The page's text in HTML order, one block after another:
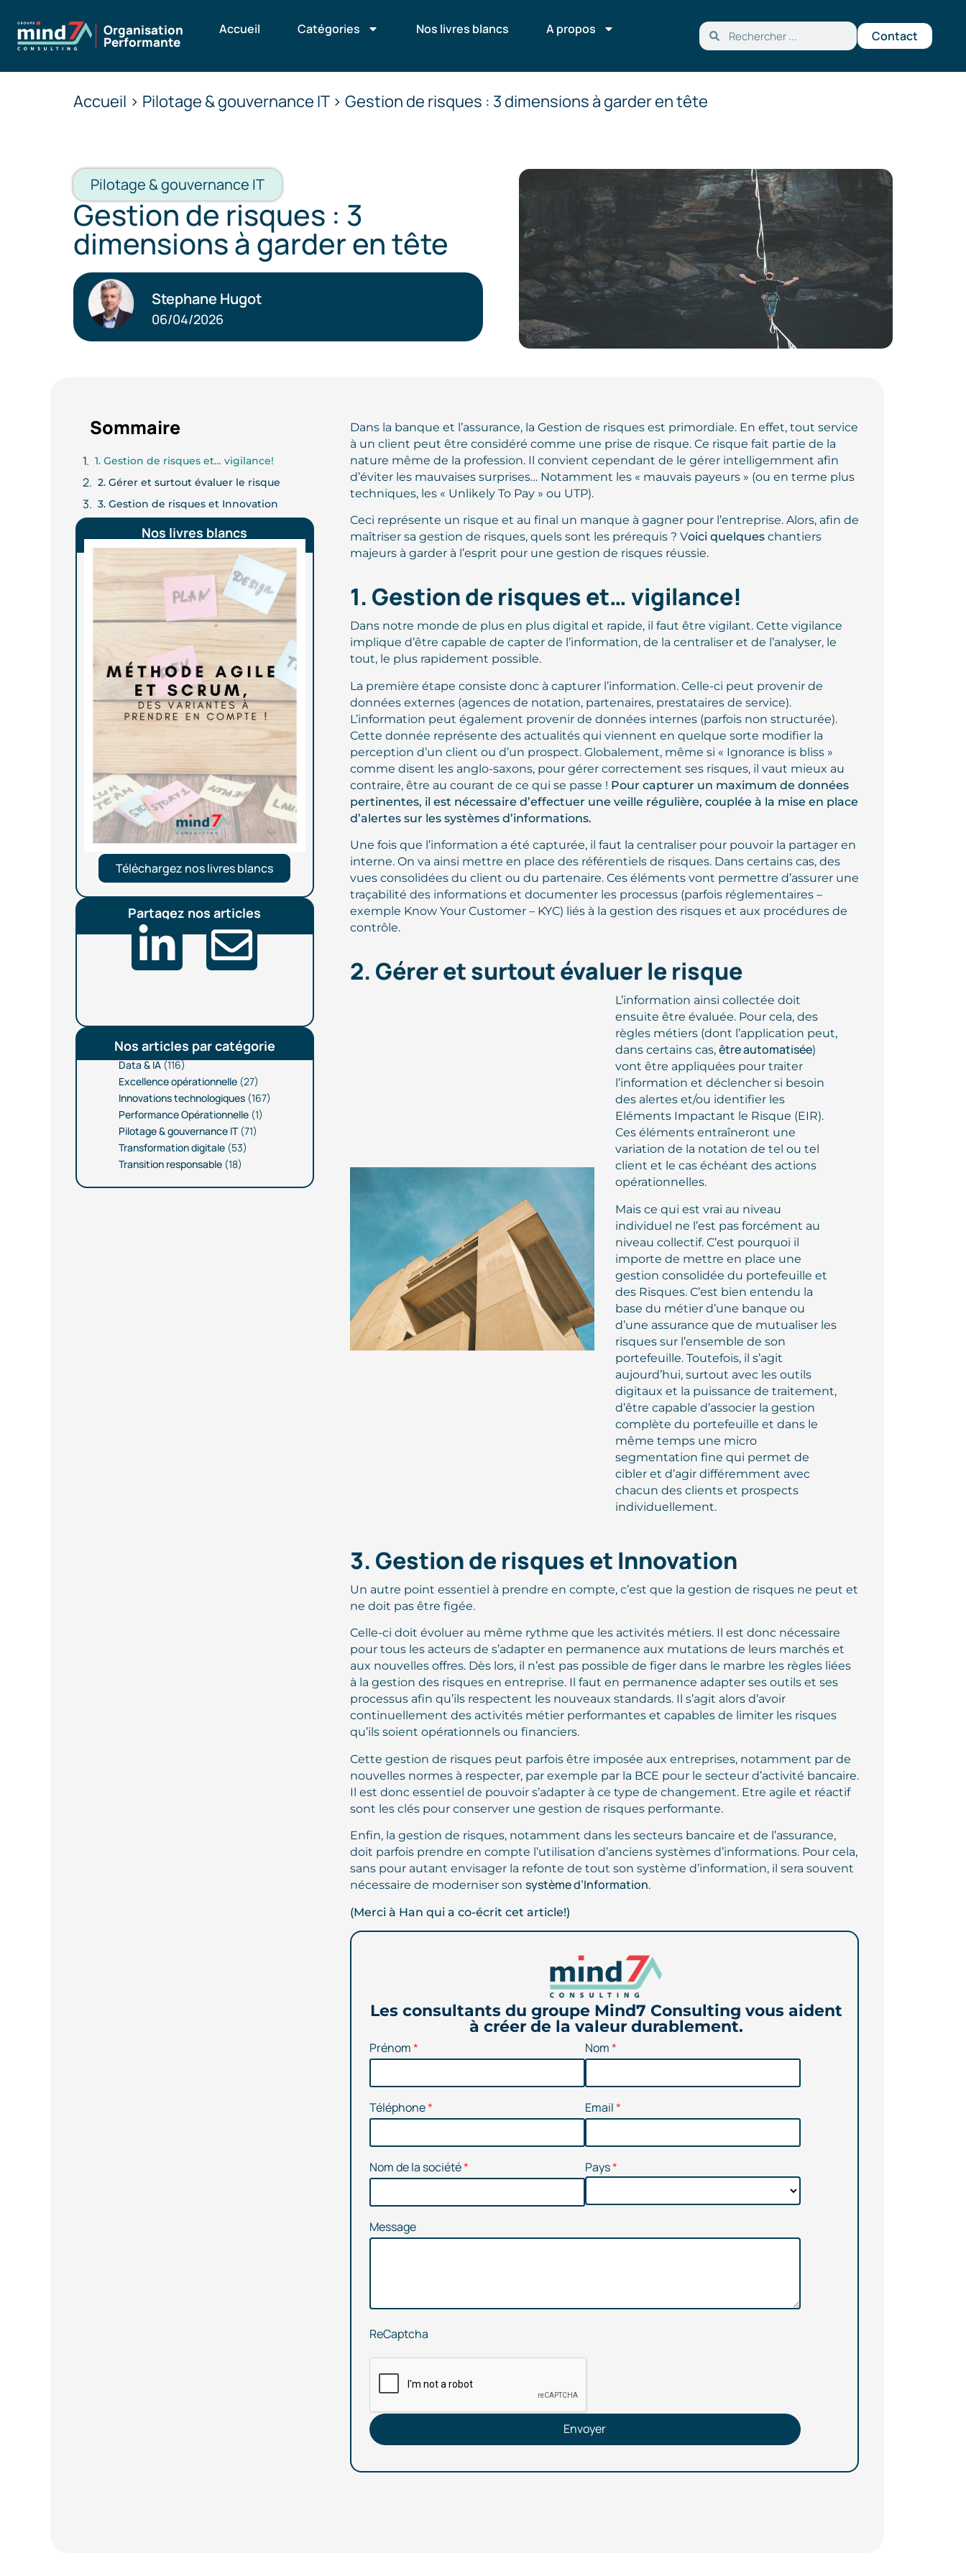
Organisation
Performante
Accueil Catégories Nos livres blancs A propos Contact
Accueil > Pilotage & gouvernance IT > Gestion de risques : 3 dimensions à garder en tête
Pilotage & gouvernance IT
Gestion de risques : 3
dimensions à garder en tête
Stephane Hugot
06/04/2026
Sommaire
1. Gestion de risques et… vigilance!
2. Gérer et surtout évaluer le risque
3. Gestion de risques et Innovation
Nos livres blancs
Téléchargez nos livres blancs
Partagez nos articles
Nos articles par catégorie
Data & IA(116)
Excellence opérationnelle(27)
Innovations technologiques(167)
Performance Opérationnelle(1)
Pilotage & gouvernance IT(71)
Transformation digitale(53)
Transition responsable(18)
Dans la banque et l’assurance, la Gestion de risques est primordiale. En effet, tout service
à un client peut être considéré comme une prise de risque. Ce risque fait partie de la
nature même de la profession. Il convient cependant de le gérer intelligemment afin
d’éviter les mauvaises surprises… Notamment les « mauvais payeurs » (ou en terme plus
techniques, les « Unlikely To Pay » ou UTP).
Ceci représente un risque et au final un manque à gagner pour l’entreprise. Alors, afin de
maîtriser sa gestion de risques, quels sont les prérequis ? Voici quelques chantiers
majeurs à garder à l’esprit pour une gestion de risques réussie.
1. Gestion de risques et… vigilance!
Dans notre monde de plus en plus digital et rapide, il faut être vigilant. Cette vigilance
implique d’être capable de capter de l’information, de la centraliser et de l’analyser, le
tout, le plus rapidement possible.
La première étape consiste donc à capturer l’information. Celle-ci peut provenir de
données externes (agences de notation, partenaires, prestataires de service).
L’information peut également provenir de données internes (parfois non structurée).
Cette donnée représente des actualités qui viennent en quelque sorte modifier la
perception d’un client ou d’un prospect. Globalement, même si « Ignorance is bliss »
comme disent les anglo-saxons, pour gérer correctement ses risques, il vaut mieux au
contraire, être au courant de ce qui se passe ! Pour capturer un maximum de données
pertinentes, il est nécessaire d’effectuer une veille régulière, couplée à la mise en place
d’alertes sur les systèmes d’informations.
Une fois que l’information a été capturée, il faut la centraliser pour pouvoir la partager en
interne. On va ainsi mettre en place des référentiels de risques. Dans certains cas, des
vues consolidées du client ou du partenaire. Ces éléments vont permettre d’assurer une
traçabilité des informations et documenter les processus (parfois réglementaires –
exemple Know Your Customer – KYC) liés à la gestion des risques et aux procédures de
contrôle.
2. Gérer et surtout évaluer le risque
L’information ainsi collectée doit
ensuite être évaluée. Pour cela, des
règles métiers (dont l’application peut,
dans certains cas,être automatisée)
vont être appliquées pour traiter
l’information et déclencher si besoin
des alertes et/ou identifier les
Eléments Impactant le Risque (EIR).
Ces éléments entraîneront une
variation de la notation de tel ou tel
client et le cas échéant des actions
opérationnelles.
Mais ce qui est vrai au niveau
individuel ne l’est pas forcément au
niveau collectif. C’est pourquoi il
importe de mettre en place une
gestion consolidée du portefeuille et
des Risques. C’est bien entendu la
base du métier d’une banque ou
d’une assurance que de mutualiser les
risques sur l’ensemble de son
portefeuille. Toutefois, il s’agit
aujourd’hui, surtout avec les outils
digitaux et la puissance de traitement,
d’être capable d’associer la gestion
complète du portefeuille et dans le
même temps une micro
segmentation fine qui permet de
cibler et d’agir différemment avec
chacun des clients et prospects
individuellement.
3. Gestion de risques et Innovation
Un autre point essentiel à prendre en compte, c’est que la gestion de risques ne peut et
ne doit pas être figée.
Celle-ci doit évoluer au même rythme que les activités métiers. Il est donc nécessaire
pour tous les acteurs de s’adapter en permanence aux mutations de leurs marchés et
aux nouvelles offres. Dès lors, il n’est pas possible de figer dans le marbre les règles liées
à la gestion des risques en entreprise. Il faut en permanence adapter ses outils et ses
processus afin qu’ils respectent les nouveaux standards. Il s’agit alors d’avoir
continuellement des activités métier performantes et capables de limiter les risques
qu’ils soient opérationnels ou financiers.
Cette gestion de risques peut parfois être imposée aux entreprises, notamment par de
nouvelles normes à respecter, par exemple par la BCE pour le secteur d’activité bancaire.
Il est donc essentiel de pouvoir s’adapter à ce type de changement. Etre agile et réactif
sont les clés pour conserver une gestion de risques performante.
Enfin, la gestion de risques, notamment dans les secteurs bancaire et de l’assurance,
doit parfois prendre en compte l’utilisation d’anciens systèmes d’informations. Pour cela,
sans pour autant envisager la refonte de tout son système d’information, il sera souvent
nécessaire de moderniser son système d’Information.
(Merci à Han qui a co-écrit cet article!)
Les consultants du groupe Mind7 Consulting vous aident
à créer de la valeur durablement.
Prénom Nom
Téléphone Email
Nom de la société Pays
Message
ReCaptcha
Envoyer